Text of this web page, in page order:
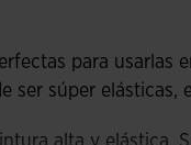
para usarlas
ser súper elásticas,